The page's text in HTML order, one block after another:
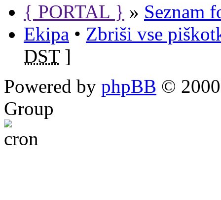
{ PORTAL } » Seznam
Ekipa • Zbriši vse
DST]
Powered by phpBB ©
Group